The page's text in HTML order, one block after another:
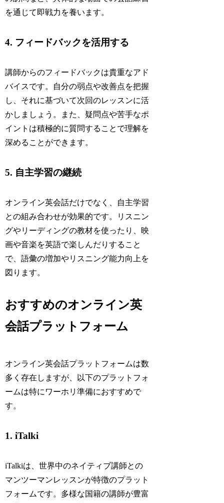
を通じて即戦力を養います。
4. フィードバックを活用する
講師からのフィードバックは貴重なアド
バイスです。自分の弱点や改善点を把握
し、それに基づいて次回のレッスンに活
かしましょう。また、疑問点や苦手なポ
イントは積極的に質問することで理解を
深めることができます。
5. 自主学習の継続
オンライン英会話だけでなく、自主学習
との組み合わせが効果的です。リスニン
グやリーディングの教材を使ったり、映
画や音楽を英語で楽しんだりすること
で、語彙の増加やリスニング能力向上を
図ります。
おすすめのオンライン英
会話プラットフォーム
オンライン英会話プラットフォームは数
多く存在しますが、以下のプラットフォ
ームは特にワーホリ準備におすすめで
す。
1. iTalki
iTalkiは、世界中のネイティブ講師との
マンツーマンレッスンが特徴のプラット
フォームです。多様な国籍の講師が豊富